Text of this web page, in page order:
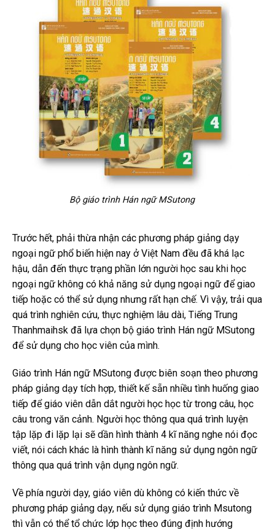
Bộ giáo trình Hán ngữ MSutong
Trước hết, phải thừa nhận các phương pháp giảng dạy
ngoại ngữ phổ biến hiện nay ở Việt Nam đều đã khá lạc
hậu, dẫn đến thực trạng phần lớn người học sau khi học
ngoại ngữ không có khả năng sử dụng ngoại ngữ để giao
tiếp hoặc có thể sử dụng nhưng rất hạn chế. Vì vậy, trải qua
quá trình nghiên cứu, thực nghiệm lâu dài, Tiếng Trung
Thanhmaihsk đã lựa chọn bộ giáo trình Hán ngữ MSutong
để sử dụng cho học viên của mình.
Giáo trình Hán ngữ MSutong được biên soạn theo phương
pháp giảng dạy tích hợp, thiết kế sẵn nhiều tình huống giao
tiếp để giáo viên dẫn dắt người học học từ trong câu, học
câu trong văn cảnh. Người học thông qua quá trình luyện
tập lặp đi lặp lại sẽ dần hình thành 4 kĩ năng nghe nói đọc
viết, nói cách khác là hình thành kĩ năng sử dụng ngôn ngữ
thông qua quá trình vận dụng ngôn ngữ.
Về phía người dạy, giáo viên dù không có kiến thức về
phương pháp giảng dạy, nếu sử dụng giáo trình Msutong
thì vẫn có thể tổ chức lớp học theo đúng định hướng